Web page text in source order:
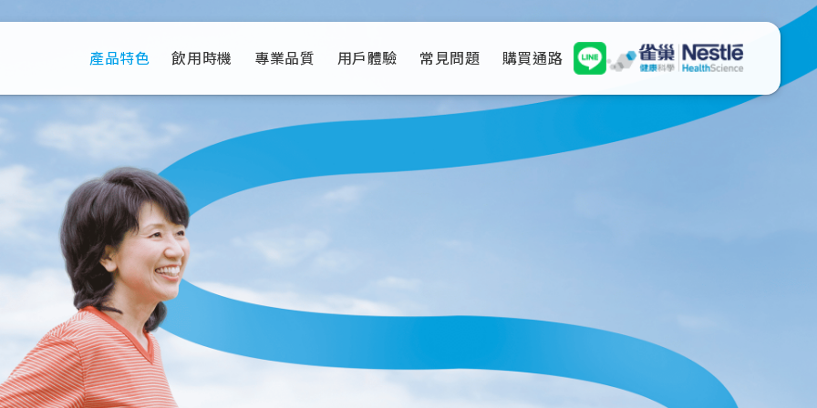
產品特色 飲用時機 專業品質 用戶體驗 常見問題 購買通路